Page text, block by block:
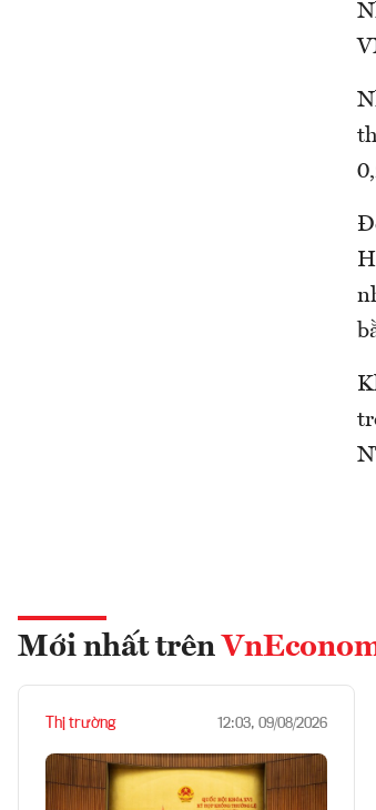
Mới nhất trên
Thị trường 12:03, 09/08/2026